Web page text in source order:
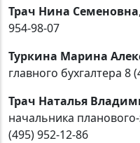
Трач Нина Семеновна
954-98-07
Туркина Марина
главного бухгалтера 8
Трач Наталья
начальника
(495) 952-12-86